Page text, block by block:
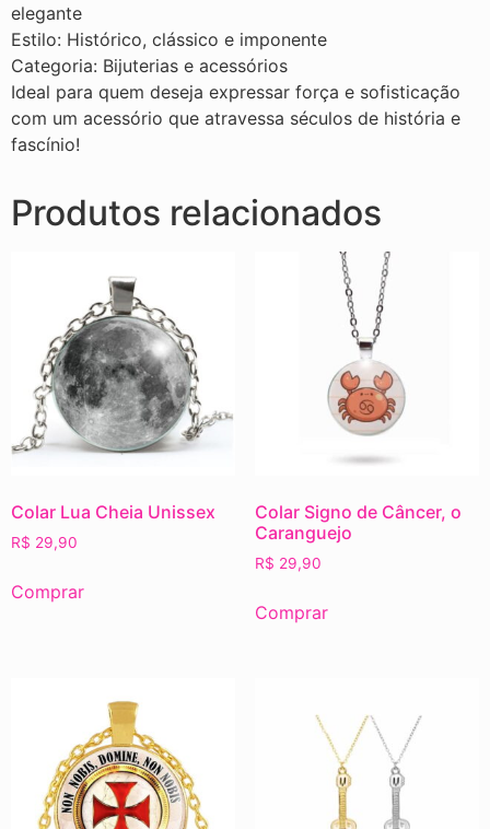
elegante
Estilo: Histórico, clássico e imponente
Categoria: Bijuterias e acessórios
Ideal para quem deseja expressar força e sofisticação
com um acessório que atravessa séculos de história e
fascínio!
Produtos relacionados
Colar Lua Cheia Unissex
R$ 29,90
Comprar
Colar Signo de Câncer, o
Caranguejo
R$ 29,90
Comprar